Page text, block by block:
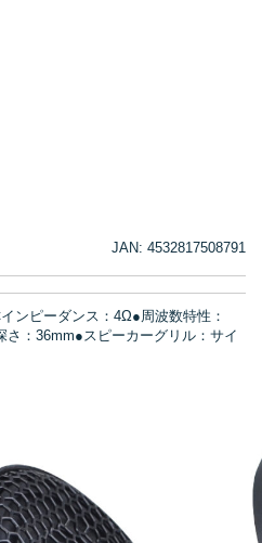
JAN: 4532817508791
ンピーダンス：4Ω●周波数特性：
：36mm●スピーカーグリル：サイ